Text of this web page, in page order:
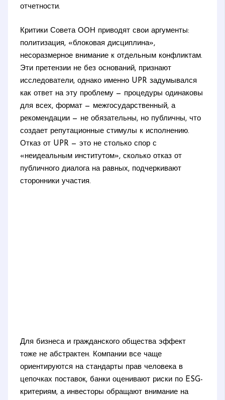
отчетности.
Критики Совета ООН приводят свои аргументы:
политизация, «блоковая дисциплина»,
несоразмерное внимание к отдельным конфликтам.
Эти претензии не без оснований, признают
исследователи, однако именно UPR задумывался
как ответ на эту проблему — процедуры одинаковы
для всех, формат — межгосударственный, а
рекомендации — не обязательны, но публичны, что
создает репутационные стимулы к исполнению.
Отказ от UPR — это не столько спор с
«неидеальным институтом», сколько отказ от
публичного диалога на равных, подчеркивают
сторонники участия.
Для бизнеса и гражданского общества эффект
тоже не абстрактен. Компании все чаще
ориентируются на стандарты прав человека в
цепочках поставок, банки оценивают риски по ESG-
критериям, а инвесторы обращают внимание на